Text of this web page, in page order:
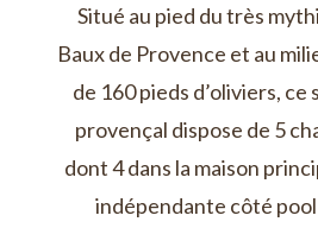
Situé au pied du très
Baux de Provence et au
de 160 pieds d’oliviers,
provençal dispose de 5
dont 4 dans la maison
indépendante côté